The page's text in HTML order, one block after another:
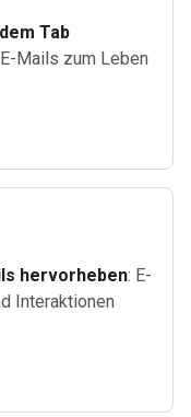
Tab
Mails zum Leben
hervorheben: E-
Interaktionen